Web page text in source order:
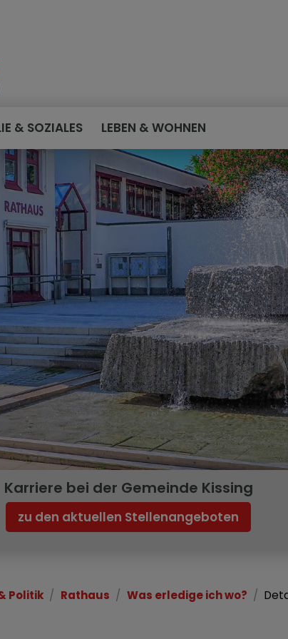
& SOZIALES LEBEN & WOHNEN
Karriere bei der Gemeinde Kissing
zu den aktuellen Stellenangeboten
Politik Rathaus Was erledige ich wo?